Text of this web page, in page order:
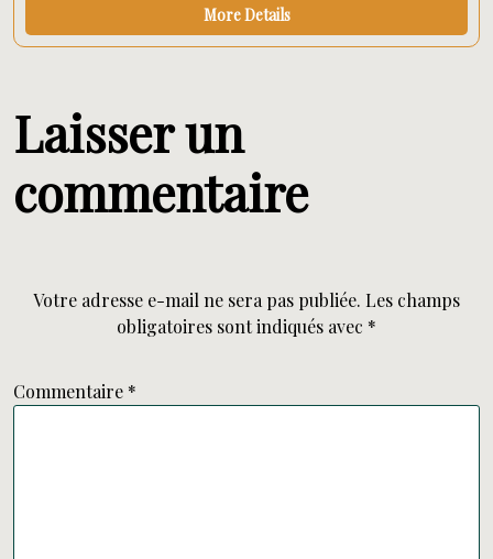
More Details
Laisser un
commentaire
Votre adresse e-mail ne sera pas publiée. Les champs
obligatoires sont indiqués avec *
Commentaire *